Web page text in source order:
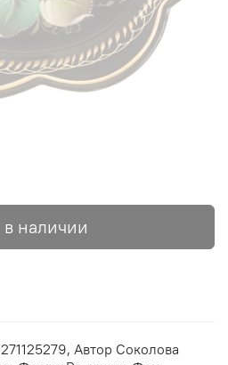
наличии
Автор Соколова